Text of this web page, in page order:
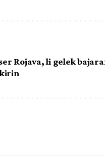
Rojava, li gelek